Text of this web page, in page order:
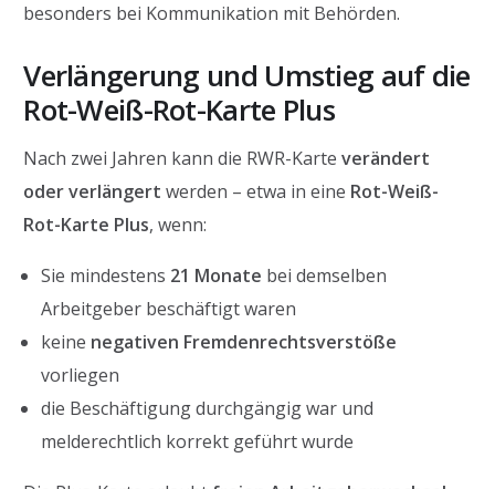
besonders bei Kommunikation mit Behörden.
Verlängerung und Umstieg auf die
Rot-Weiß-Rot-Karte Plus
Nach zwei Jahren kann die RWR-Karteverändert
oder verlängert werden – etwa in eine Rot-Weiß-
Rot-Karte Plus, wenn:
Sie mindestens 21 Monate bei demselben
Arbeitgeber beschäftigt waren
keine negativen Fremdenrechtsverstöße
vorliegen
die Beschäftigung durchgängig war und
melderechtlich korrekt geführt wurde